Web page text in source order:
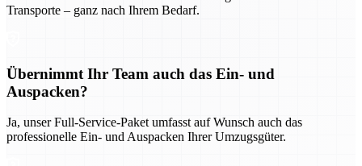
Transporte – ganz nach Ihrem Bedarf.
Übernimmt Ihr Team auch das Ein- und
Auspacken?
Ja, unser Full-Service-Paket umfasst auf Wunsch auch das
professionelle Ein- und Auspacken Ihrer Umzugsgüter.